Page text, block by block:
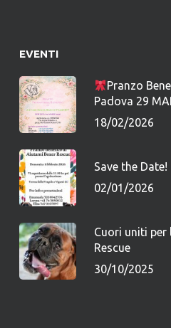
EVENTI
Pranzo
Padova 29
18/02/2026
Save the Date!
02/01/2026
Cuori uniti
Rescue
30/10/2025